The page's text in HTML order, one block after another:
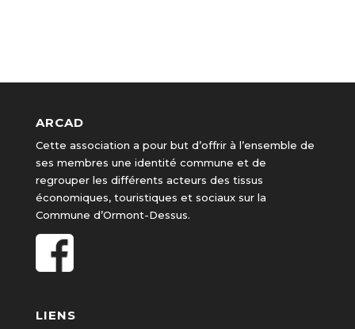
ARCAD
Cette association a pour but d’offrir à l’ensemble de
ses membres une identité commune et de
regrouper les différents acteurs des tissus
économiques, touristiques et sociaux sur la
Commune d’Ormont-Dessus.
LIENS